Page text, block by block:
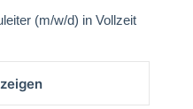
(m/w/d) in Vollzeit